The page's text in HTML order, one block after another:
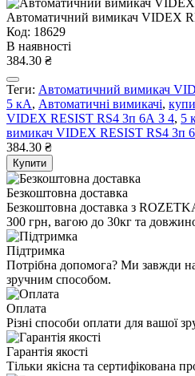
Автоматичний вимикач VIDEX
Код: 18629
В наявності
384.30 ₴
Теги: Автоматичний вимикач
5 кА, Автоматичні вимикачі,
VIDEX RESIST RS4 3п 6А З 4, 5
вимикач VIDEX RESIST RS4 3п
384.30 ₴
Купити
Безкоштовна доставка
Безкоштовна доставка з
300 грн, вагою до 30кг та
Підтримка
Потрібна допомога? Ми завжди
зручним способом.
Оплата
Різні способи оплати для вашої
Гарантія якості
Тільки якісна та сертифікована